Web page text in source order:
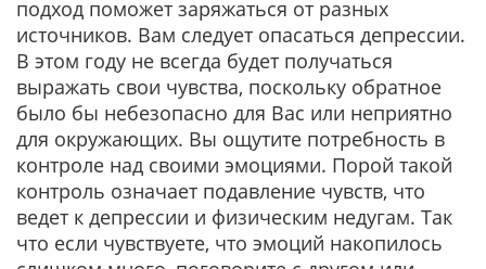
подход поможет заряжаться от разных
источников. Вам следует опасаться депрессии.
В этом году не всегда будет получаться
выражать свои чувства, поскольку обратное
было бы небезопасно для Вас или неприятно
для окружающих. Вы ощутите потребность в
контроле над своими эмоциями. Порой такой
контроль означает подавление чувств, что
ведет к депрессии и физическим недугам. Так
что если чувствуете, что эмоций накопилось